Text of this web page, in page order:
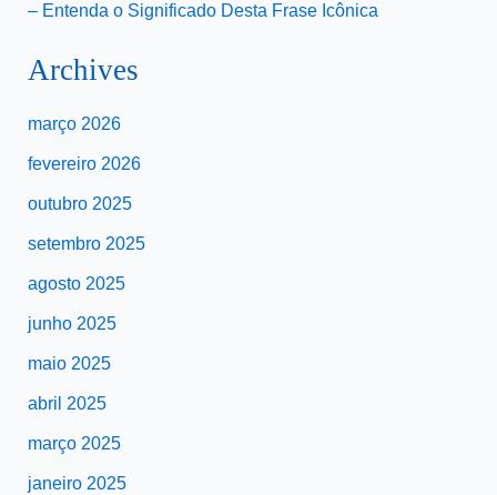
– Entenda o Significado Desta Frase Icônica
Archives
março 2026
fevereiro 2026
outubro 2025
setembro 2025
agosto 2025
junho 2025
maio 2025
abril 2025
março 2025
janeiro 2025